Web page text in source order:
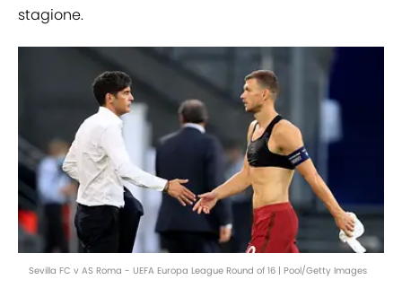
stagione.
Sevilla FC v AS Roma - UEFA Europa League Round of 16 | Pool/Getty Images